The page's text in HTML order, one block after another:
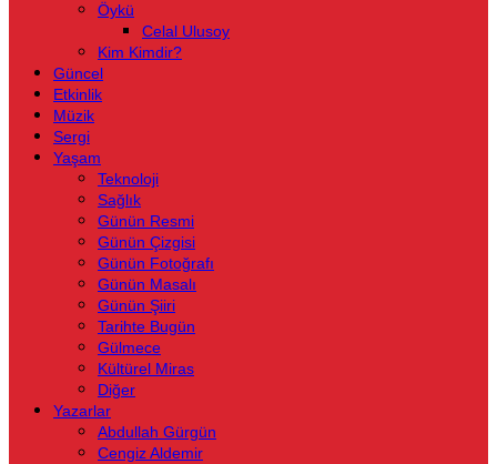
Öykü
Celal Ulusoy
Kim Kimdir?
Güncel
Etkinlik
Müzik
Sergi
Yaşam
Teknoloji
Sağlık
Günün Resmi
Günün Çizgisi
Günün Fotoğrafı
Günün Masalı
Günün Şiiri
Tarihte Bugün
Gülmece
Kültürel Miras
Diğer
Yazarlar
Abdullah Gürgün
Cengiz Aldemir